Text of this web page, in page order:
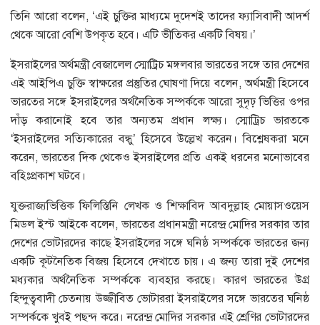
তিনি আরো বলেন, ‘এই চুক্তির মাধ্যমে দুদেশই তাদের ফ্যাসিবাদী আদর্শ
থেকে আরো বেশি উপকৃত হবে। এটি ভীতিকর একটি বিষয়।’
ইসরাইলের অর্থমন্ত্রী বেজালেল স্মোট্রিচ মঙ্গলবার ভারতের সঙ্গে তার দেশের
এই আইপিএ চুক্তি স্বাক্ষরের প্রস্তুতির ঘোষণা দিয়ে বলেন, অর্থমন্ত্রী হিসেবে
ভারতের সঙ্গে ইসরাইলের অর্থনৈতিক সম্পর্ককে আরো সুদৃঢ় ভিত্তির ওপর
দাঁড় করানোই হবে তার অন্যতম প্রধান লক্ষ্য। স্মোট্রিচ ভারতকে
‘ইসরাইলের সত্যিকারের বন্ধু’ হিসেবে উল্লেখ করেন। বিশ্লেষকরা মনে
করেন, ভারতের দিক থেকেও ইসরাইলের প্রতি একই ধরনের মনোভাবের
বহিঃপ্রকাশ ঘটবে।
যুক্তরাজ্যভিত্তিক ফিলিস্তিনি লেখক ও শিক্ষাবিদ আবদুল্লাহ মোয়াসওয়েস
মিডল ইস্ট আইকে বলেন, ভারতের প্রধানমন্ত্রী নরেন্দ্র মোদির সরকার তার
দেশের ভোটারদের কাছে ইসরাইলের সঙ্গে ঘনিষ্ঠ সম্পর্ককে ভারতের জন্য
একটি কূটনৈতিক বিজয় হিসেবে দেখাতে চায়। এ জন্য তারা দুই দেশের
মধ্যকার অর্থনৈতিক সম্পর্ককে ব্যবহার করছে। কারণ ভারতের উগ্র
হিন্দুত্ববাদী চেতনায় উজ্জীবিত ভোটাররা ইসরাইলের সঙ্গে ভারতের ঘনিষ্ঠ
সম্পর্ককে খুবই পছন্দ করে। নরেন্দ্র মোদির সরকার এই শ্রেণির ভোটারদের